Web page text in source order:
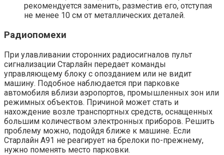
рекомендуется заменить, разместив его, отступая
не менее 10 см от металлических деталей.
Радиопомехи
При улавливании сторонних радиосигналов пульт
сигнализации Старлайн передает команды
управляющему блоку с опозданием или не видит
машину. Подобное наблюдается при парковке
автомобиля вблизи аэропортов, промышленных зон или
режимных объектов. Причиной может стать и
нахождение возле транспортных средств, оснащенных
большим количеством электронных приборов. Решить
проблему можно, подойдя ближе к машине. Если
Старлайн А91 не реагирует на брелоки по-прежнему,
нужно поменять место парковки.